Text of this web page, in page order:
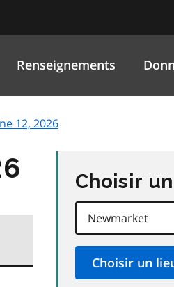
Renseignements
12, 2026
Choisir